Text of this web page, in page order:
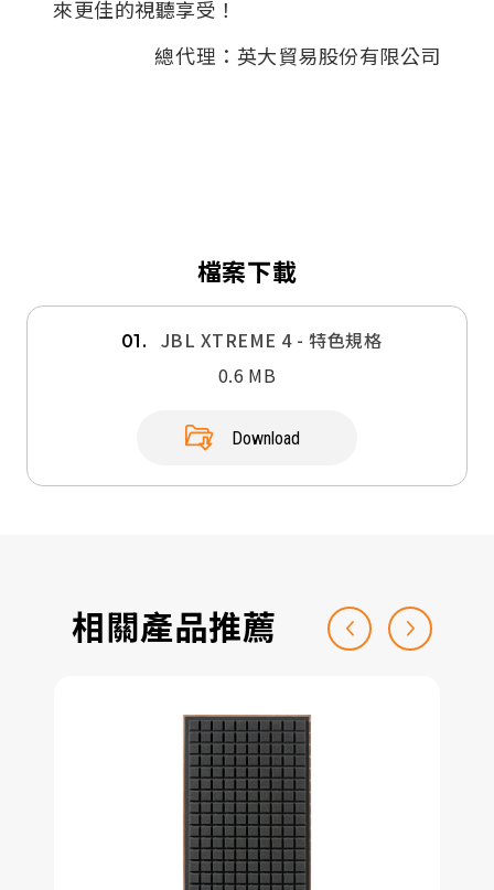
來更佳的視聽享受！
總代理：英大貿易股份有限公司
檔案下載
01.
JBL XTREME 4 - 特色規格
0.6 MB
Download
相關產品推薦